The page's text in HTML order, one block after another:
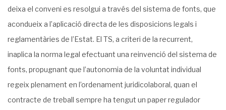
deixa el conveni es resolgui a través del sistema de fonts, que
acondueix a l’aplicació directa de les disposicions legals i
reglamentàries de l’Estat. El TS, a criteri de la recurrent,
inaplica la norma legal efectuant una reinvenció del sistema de
fonts, propugnant que l’autonomia de la voluntat individual
regeix plenament en l’ordenament juridicolaboral, quan el
contracte de treball sempre ha tengut un paper regulador